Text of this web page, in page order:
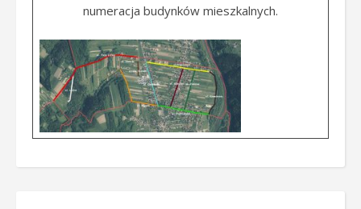
numeracja budynków mieszkalnych.